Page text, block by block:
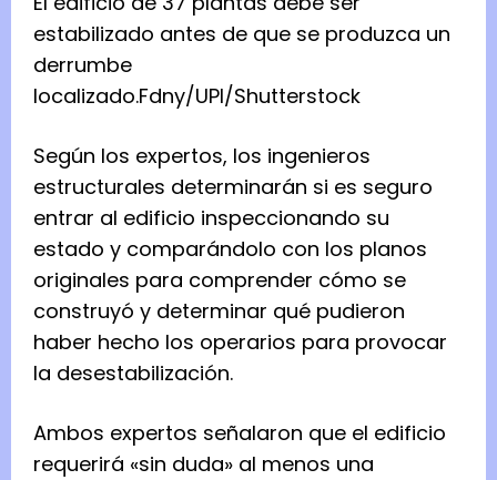
estabilizado antes de que se produzca un
derrumbe
localizado.Fdny/UPI/Shutterstock
Según los expertos, los ingenieros
estructurales determinarán si es seguro
entrar al edificio inspeccionando su
estado y comparándolo con los planos
originales para comprender cómo se
construyó y determinar qué pudieron
haber hecho los operarios para provocar
la desestabilización.
Ambos expertos señalaron que el edificio
requerirá «sin duda» al menos una